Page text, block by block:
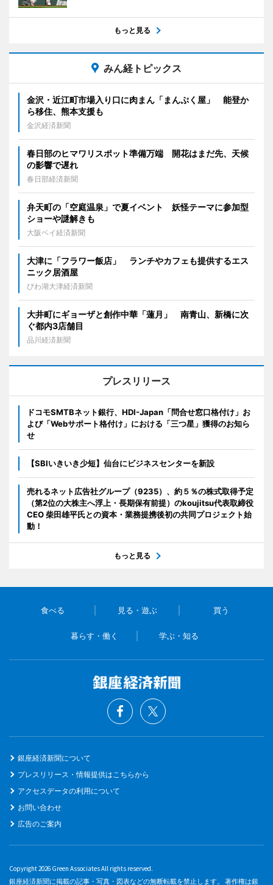
もっと見る
みん経トピックス
金沢・近江町市場入り口に肉まん「まんぷく屋」 能登か
ら移住、熊本支援も
金沢経済新聞
春日部のヒマワリスポット準備万端 開花はまだ先、天候
の影響で遅れ
春日部経済新聞
弁天町の「空庭温泉」で夏イベント 妖怪テーマに参加型
ショーや謎解きも
大阪ベイ経済新聞
大津に「フラワー飯店」 ランチやカフェも提供するエス
ニック居酒屋
びわ湖大津経済新聞
大井町にギョーザと創作中華「蓮月」 南青山、新橋に次
ぐ都内3店舗目
品川経済新聞
プレスリリース
ドコモSMTBネット銀行、HDI-Japan「問合せ窓口格付け」お
よび「Webサポート格付け」における「三つ星」獲得のお知ら
せ
【SBIいきいき少短】仙台にビジネスセンターを新設
売れるネット広告社グループ（9235）、約５％の株式取得予定
（第2位の大株主へ浮上・長期保有前提）のkoujitsu代表取締役
CEO 柴田雄平氏との資本・業務提携後初の共同プロジェクト始
動！
もっと見る
食べる 見る・遊ぶ 買う
暮らす・働く 学ぶ・知る
銀座経済新聞について
プレスリリース・情報提供はこちらから
アクセスデータの利用について
お問い合わせ
広告のご案内
Copyright 2026 Green Associates All rights reserved.
銀座経済新聞に掲載の記事・写真・図表などの無断転載を禁止します。 著作権は銀